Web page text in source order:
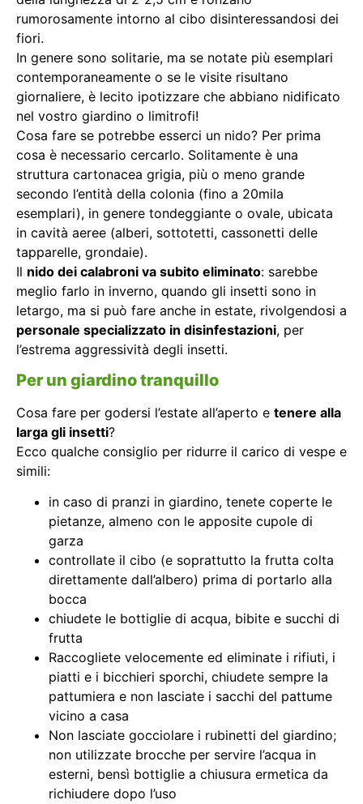
rumorosamente intorno al cibo disinteressandosi dei
fiori.
In genere sono solitarie, ma se notate più esemplari
contemporaneamente o se le visite risultano
giornaliere, è lecito ipotizzare che abbiano nidificato
nel vostro giardino o limitrofi!
Cosa fare se potrebbe esserci un nido? Per prima
cosa è necessario cercarlo. Solitamente è una
struttura cartonacea grigia, più o meno grande
secondo l’entità della colonia (fino a 20mila
esemplari), in genere tondeggiante o ovale, ubicata
in cavità aeree (alberi, sottotetti, cassonetti delle
tapparelle, grondaie).
Il nido dei calabroni va subito eliminato: sarebbe
meglio farlo in inverno, quando gli insetti sono in
letargo, ma si può fare anche in estate, rivolgendosi a
personale specializzato in disinfestazioni, per
l’estrema aggressività degli insetti.
Per un giardino tranquillo
Cosa fare per godersi l’estate all’aperto e tenere alla
larga gli insetti?
Ecco qualche consiglio per ridurre il carico di vespe e
simili:
in caso di pranzi in giardino, tenete coperte le
pietanze, almeno con le apposite cupole di
garza
controllate il cibo (e soprattutto la frutta colta
direttamente dall’albero) prima di portarlo alla
bocca
chiudete le bottiglie di acqua, bibite e succhi di
frutta
Raccogliete velocemente ed eliminate i rifiuti, i
piatti e i bicchieri sporchi, chiudete sempre la
pattumiera e non lasciate i sacchi del pattume
vicino a casa
Non lasciate gocciolare i rubinetti del giardino;
non utilizzate brocche per servire l’acqua in
esterni, bensì bottiglie a chiusura ermetica da
richiudere dopo l’uso